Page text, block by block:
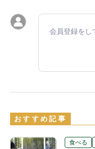
会員登録をし
おすすめ記事
食べる